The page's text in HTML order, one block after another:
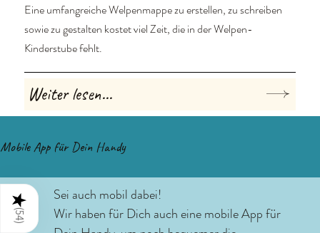
Weiter lesen...
Eine umfangreiche Welpenmappe zu erstellen, zu schreiben
sowie zu gestalten kostet viel Zeit, die in der Welpen-
Kinderstube fehlt.
Mobile App für Dein Handy
Sei auch mobil dabei!
Wir haben für Dich auch eine mobile App für
★
(
54
)